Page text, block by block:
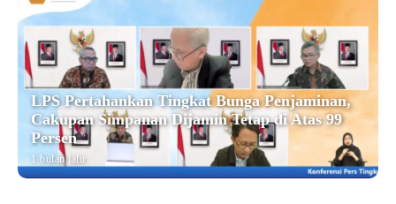
LPS Pertahankan Tingkat Bunga Penjaminan,
Cakupan Simpanan Dijamin Tetap di Atas 99
Persen
1 bulan lalu